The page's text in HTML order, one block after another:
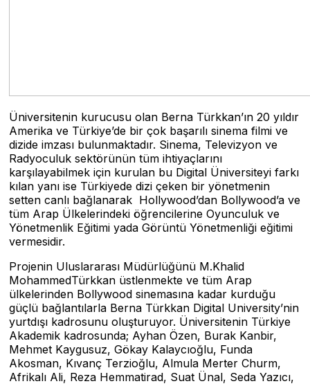
Üniversitenin kurucusu olan Berna Türkkan’ın 20 yıldır
Amerika ve Türkiye’de bir çok başarılı sinema filmi ve
dizide imzası bulunmaktadır. Sinema, Televizyon ve
Radyoculuk sektörünün tüm ihtiyaçlarını
karşılayabilmek için kurulan bu Digital Üniversiteyi farkı
kılan yanı ise Türkiyede dizi çeken bir yönetmenin
setten canlı bağlanarak Hollywood’dan Bollywood’a ve
tüm Arap Ülkelerindeki öğrencilerine Oyunculuk ve
Yönetmenlik Eğitimi yada Görüntü Yönetmenliği eğitimi
vermesidir.
Projenin Uluslararası Müdürlüğünü M.Khalid
MohammedTürkkan üstlenmekte ve tüm Arap
ülkelerinden Bollywood sinemasına kadar kurduğu
güçlü bağlantılarla Berna Türkkan Digital University’nin
yurtdışı kadrosunu oluşturuyor. Üniversitenin Türkiye
Akademik kadrosunda; Ayhan Özen, Burak Kanbir,
Mehmet Kaygusuz, Gökay Kalaycıoğlu, Funda
Akosman, Kıvanç Terzioğlu, Almula Merter Churm,
Afrikalı Ali, Reza Hemmatirad, Suat Ünal, Seda Yazıcı,